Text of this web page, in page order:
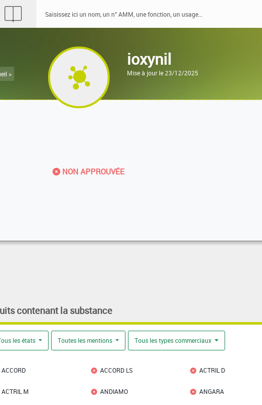
>
ioxynil
Mise à jour le 23/12/2025
NON APPROUVÉE
contenant la substance
les états Toutes les mentions Tous les types commerciaux
ACCORD ACCORD LS ACTRIL D
ACTRIL M ANDIAMO ANGARA